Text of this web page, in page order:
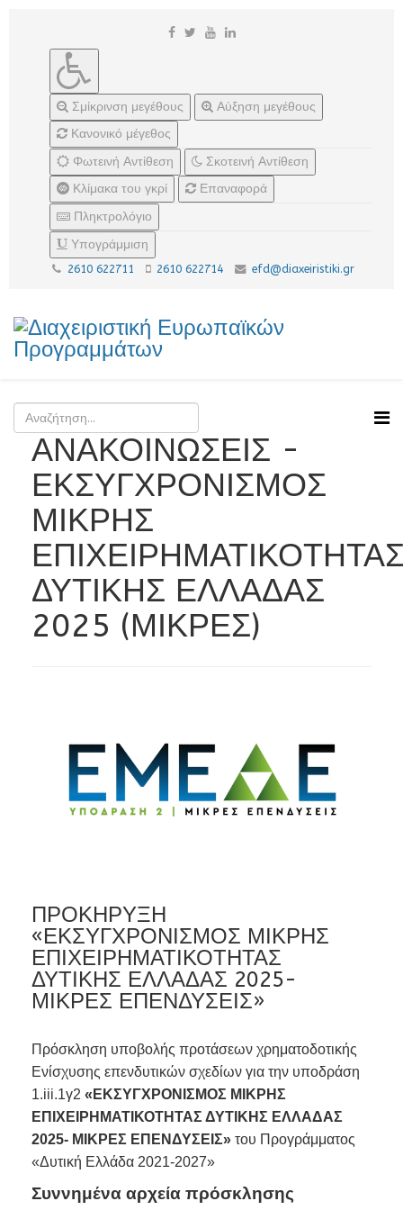
Σμίκρινση μεγέθους
Αύξηση μεγέθους
Κανονικό μέγεθος
Φωτεινή Αντίθεση
Σκοτεινή Αντίθεση
Κλίμακα του γκρί
Επαναφορά
Πληκτρολόγιο
Υπογράμμιση
2610 622711 2610 622714 efd@diaxeiristiki.gr
ΑΝΑΚΟΙΝΩΣΕΙΣ -
ΕΚΣΥΓΧΡΟΝΙΣΜΟΣ
ΜΙΚΡΗΣ
ΔΥΤΙΚΗΣ ΕΛΛΑΔΑΣ
2025 (ΜΙΚΡΕΣ)
ΠΡΟΚΗΡΥΞΗ
«ΕΚΣΥΓΧΡΟΝΙΣΜΟΣ ΜΙΚΡΗΣ
ΕΠΙΧΕΙΡΗΜΑΤΙΚΟΤΗΤΑΣ
ΔΥΤΙΚΗΣ ΕΛΛΑΔΑΣ 2025-
ΜΙΚΡΕΣ ΕΠΕΝΔΥΣΕΙΣ»
Πρόσκληση υποβολής προτάσεων χρηματοδοτικής
Ενίσχυσης επενδυτικών σχεδίων για την υποδράση
1.iii.1γ2 «ΕΚΣΥΓΧΡΟΝΙΣΜΟΣ ΜΙΚΡΗΣ
ΕΠΙΧΕΙΡΗΜΑΤΙΚΟΤΗΤΑΣ ΔΥΤΙΚΗΣ ΕΛΛΑΔΑΣ
2025- ΜΙΚΡΕΣ ΕΠΕΝΔΥΣΕΙΣ» του Προγράμματος
«Δυτική Ελλάδα 2021-2027»
Συννημένα αρχεία πρόσκλησης